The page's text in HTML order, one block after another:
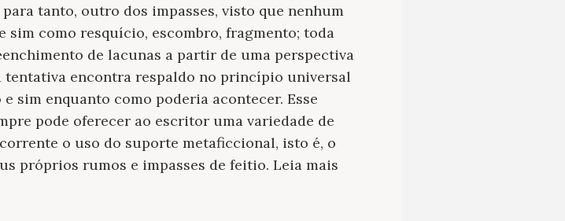
tanto, outro dos impasses, visto que nenhum
sim como resquício, escombro, fragmento; toda
de lacunas a partir de uma perspectiva
tentativa encontra respaldo no princípio universal
sim enquanto como poderia acontecer. Esse
pode oferecer ao escritor uma variedade de
o uso do suporte metaficcional, isto é, o
próprios rumos e impasses de feitio. Leia mais